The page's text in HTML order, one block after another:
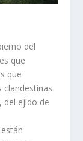
del
que
que
del ejido de